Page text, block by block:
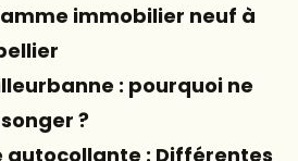
immobilier neuf à
: pourquoi ne
?
autocollante : Différentes